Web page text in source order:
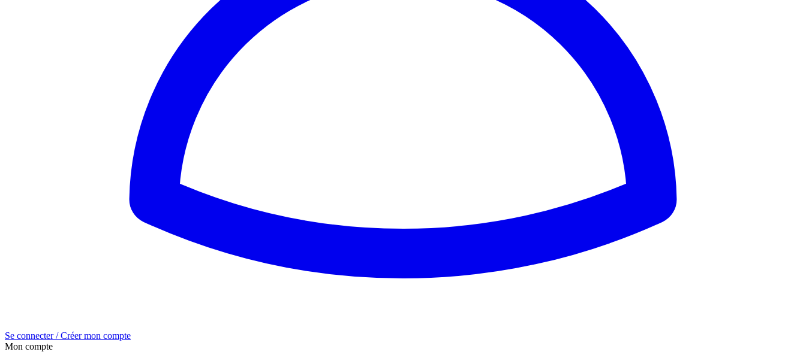
Se connecter / Créer mon compte
Mon compte